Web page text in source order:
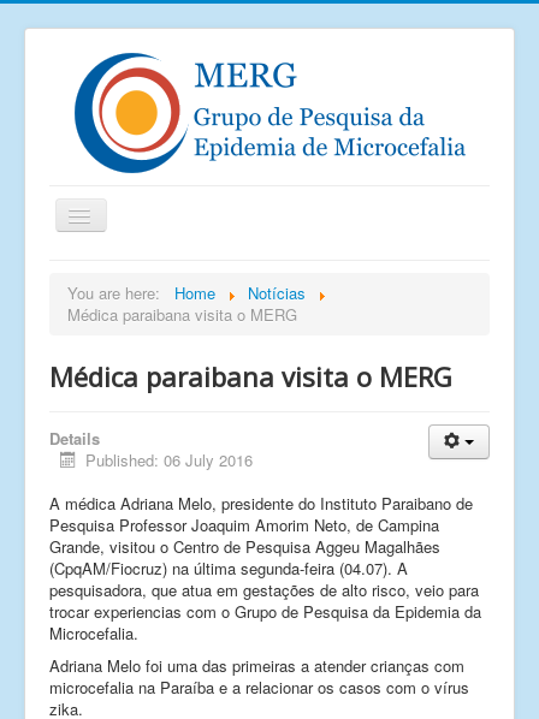
Notícias
Documentos
Publicações
Imagens
Links
Fale conosco
_
You are here: Home
Notícias
Médica paraibana visita o MERG
Médica paraibana visita o MERG
Details
Published: 06 July 2016
A médica Adriana Melo, presidente do Instituto Paraibano de
Pesquisa Professor Joaquim Amorim Neto, de Campina
Grande, visitou o Centro de Pesquisa Aggeu Magalhães
(CpqAM/Fiocruz) na última segunda-feira (04.07). A
pesquisadora, que atua em gestações de alto risco, veio para
trocar experiencias com o Grupo de Pesquisa da Epidemia da
Microcefalia.
Adriana Melo foi uma das primeiras a atender crianças com
microcefalia na Paraíba e a relacionar os casos com o vírus
zika.